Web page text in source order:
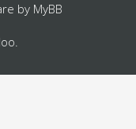
by MyBB
.